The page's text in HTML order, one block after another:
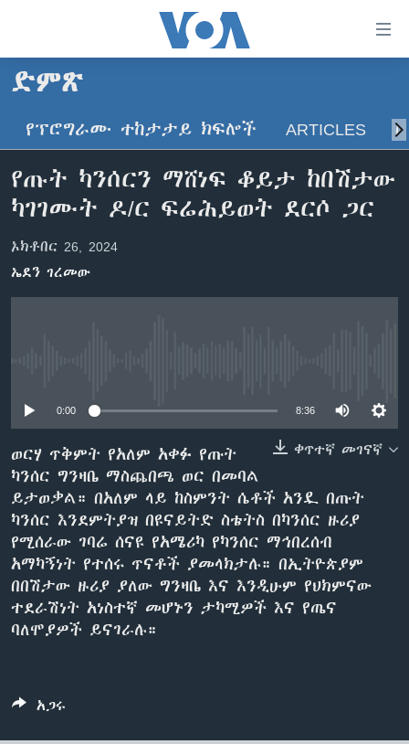
ማገናኛዎች
ዋናው
ይዘት
ወደ
ዋናው
እለፍ
ወደ
ዋናው
ዜና
ኢትዮጵያ
ኑሮ በጤንነት
ከምሽቱ ሦስት ሰዓት የአማርኛ ዜና
ክምችት
ቋንቋዎች
ድምጽ
የፕሮግራሙ ተከታታይ ክፍሎች ARTICLES
የጡት ካንሰርን ማሸነፍ ቆይታ ከበሽታው
ካገገሙት ዶ/ር ፍሬሕይወት ደርሶ ጋር
ኦክቶበር 26, 2024
ኤደን ገረመው
0:00 8:36
ቀጥተኛ መገናኛ
ወርሃ ጥቅምት የአለም አቀፉ የጡት
ካንሰር ግንዛቤ ማስጨበጫ ወር በመባል
ይታወቃል። በአለም ላይ ከስምንት ሴቶች አንዷ በጡት
ካንሰር እንደምትያዝ በዩናይትድ ስቴትስ በካንሰር ዙሪያ
የሚሰራው ገባሬ ሰናዩ የአሜሪካ የካንሰር ማኅበረሰብ
አማካኝነት የተሰሩ ጥናቶች ያመላክታሉ። በኢትዮጵያም
በበሽታው ዙሪያ ያለው ግንዛቤ እና እንዲሁም የህክምናው
ተደራሽነት አነስተኛ መሆኑን ታካሚዎች እና የጤና
ባለሞያዎች ይናገራሉ።
አጋሩ